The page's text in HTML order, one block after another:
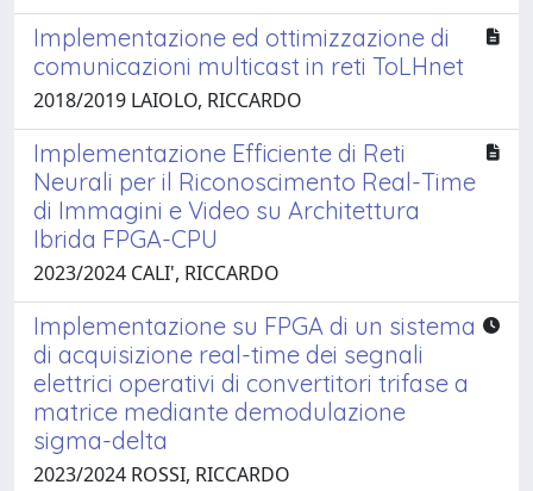
Implementazione ed ottimizzazione di
comunicazioni multicast in reti ToLHnet
2018/2019 LAIOLO, RICCARDO
Implementazione Efficiente di Reti
Neurali per il Riconoscimento Real-Time
di Immagini e Video su Architettura
Ibrida FPGA-CPU
2023/2024 CALI', RICCARDO
Implementazione su FPGA di un sistema
di acquisizione real-time dei segnali
elettrici operativi di convertitori trifase a
matrice mediante demodulazione
sigma-delta
2023/2024 ROSSI, RICCARDO